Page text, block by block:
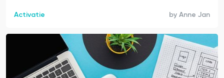
Activatie by Anne Jan